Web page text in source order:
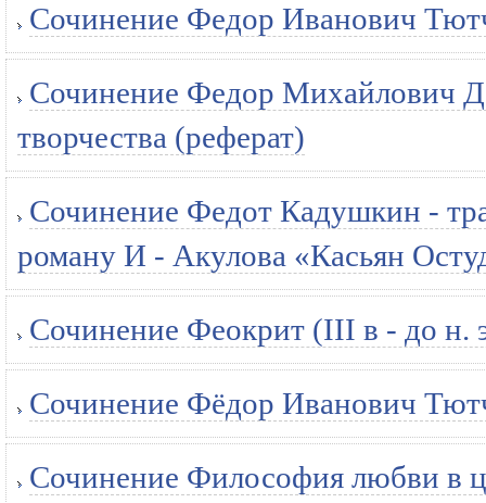
Сочинение Федор Иванович
Сочинение Федор Михайлович
творчества (реферат)
Сочинение Федот Кадушкин -
роману И - Акулова «Касьян
Сочинение Феокрит (III в - до н.
Сочинение Фёдор Иванович
Сочинение Философия любви в